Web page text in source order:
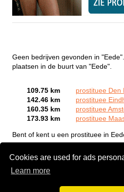
Cookies are used for ads
Learn more
Geen bedrijven gevonden in
plaatsen in de buurt van "Eede".
109.75 km
prostituee Den
142.46 km
prostituee
160.35 km
prostituee
173.93 km
prostituee
Bent of kent u een prostituee in
aan